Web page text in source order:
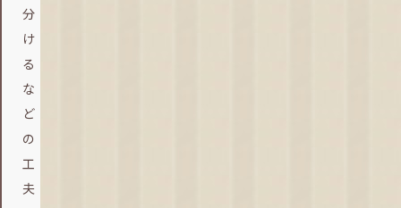
分
け
る
な
ど
の
工
夫